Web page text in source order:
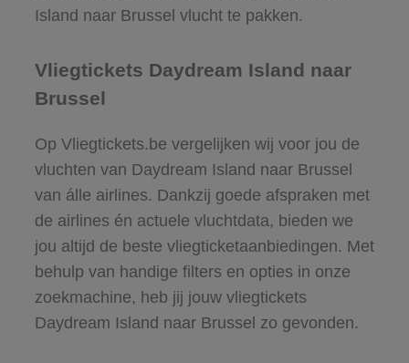
Island naar Brussel vlucht te pakken.
Vliegtickets Daydream Island naar
Brussel
Op Vliegtickets.be vergelijken wij voor jou de
vluchten van Daydream Island naar Brussel
van álle airlines. Dankzij goede afspraken met
de airlines én actuele vluchtdata, bieden we
jou altijd de beste vliegticketaanbiedingen. Met
behulp van handige filters en opties in onze
zoekmachine, heb jij jouw vliegtickets
Daydream Island naar Brussel zo gevonden.